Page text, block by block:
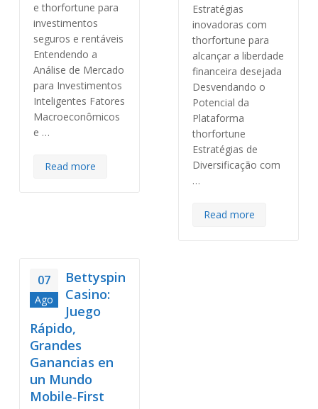
e thorfortune para
investimentos
seguros e rentáveis
Entendendo a
Análise de Mercado
para Investimentos
Inteligentes Fatores
Macroeconômicos
e …
Read more
Estratégias
inovadoras com
thorfortune para
alcançar a liberdade
financeira desejada
Desvendando o
Potencial da
Plataforma
thorfortune
Estratégias de
Diversificação com
…
Read more
07
Ago
Bettyspin
Casino:
Juego
Rápido,
Grandes
Ganancias en
un Mundo
Mobile‑First